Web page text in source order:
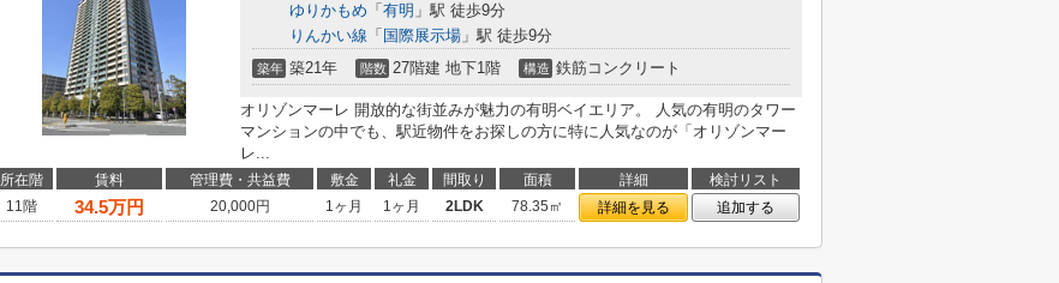
ゆりかもめ 「 有明 」駅 徒歩9分
りんかい線 「 国際展示場 」駅 徒歩9分
築年 築21年 階数 27階建 地下1階 構造 鉄筋コンクリート
オリゾンマーレ 開放的な街並みが魅力の有明ベイエリア。 人気の有明のタワー
マンションの中でも、駅近物件をお探しの方に特に人気なのが「オリゾンマー
レ...
所在階 賃料 管理費・共益費 敷金 礼金 間取り 面積 詳細
検討リスト
11階
34.5万円 20,000円 1ヶ月 1ヶ月 2LDK 78.35㎡ 詳細を見る 追加する